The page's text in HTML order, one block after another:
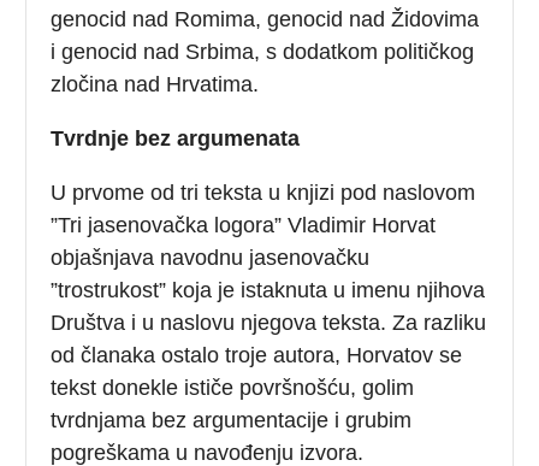
genocid nad Romima, genocid nad Židovima
i genocid nad Srbima, s dodatkom političkog
zločina nad Hrvatima.
Tvrdnje bez argumenata
U prvome od tri teksta u knjizi pod naslovom
”Tri jasenovačka logora” Vladimir Horvat
objašnjava navodnu jasenovačku
”trostrukost” koja je istaknuta u imenu njihova
Društva i u naslovu njegova teksta. Za razliku
od članaka ostalo troje autora, Horvatov se
tekst donekle ističe površnošću, golim
tvrdnjama bez argumentacije i grubim
pogreškama u navođenju izvora.